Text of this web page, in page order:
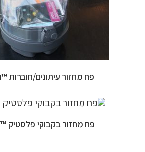
פח מחזור עיתונים/חוברות ™C-Thru
פח מחזור בקבוקי פלסטיק ™C-Thru